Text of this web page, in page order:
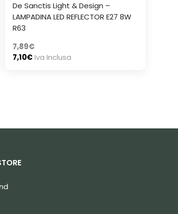
De Sanctis Light & Design –
LAMPADINA LED REFLECTOR E27 8W
R63
7,89€
7,10€Iva Inclusa